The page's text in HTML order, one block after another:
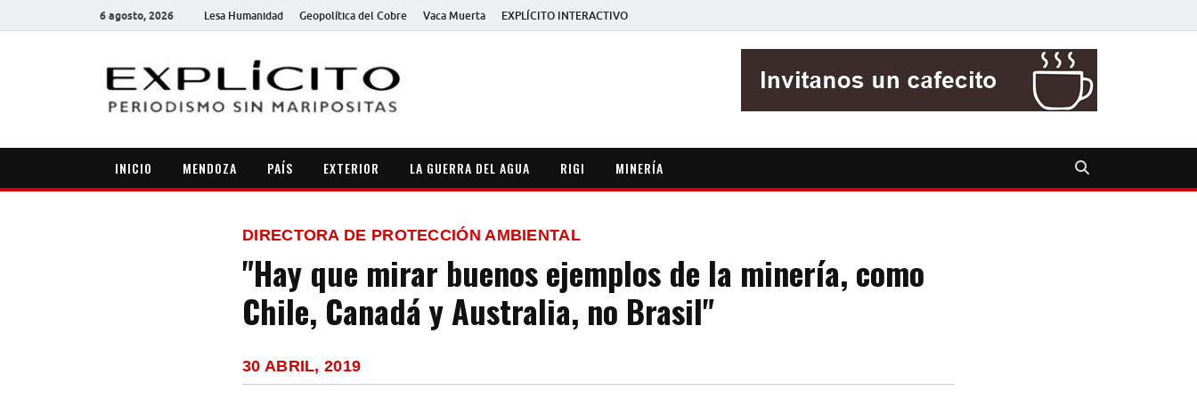
6 agosto, 2026 Lesa Humanidad Geopolítica del Cobre Vaca Muerta EXPLÍCITO INTERACTIVO
INICIO MENDOZA PAÍS EXTERIOR LA GUERRA DEL AGUA RIGI MINERÍA
DIRECTORA DE PROTECCIÓN AMBIENTAL
"Hay que mirar buenos ejemplos de la minería, como
Chile, Canadá y Australia, no Brasil"
30 ABRIL, 2019